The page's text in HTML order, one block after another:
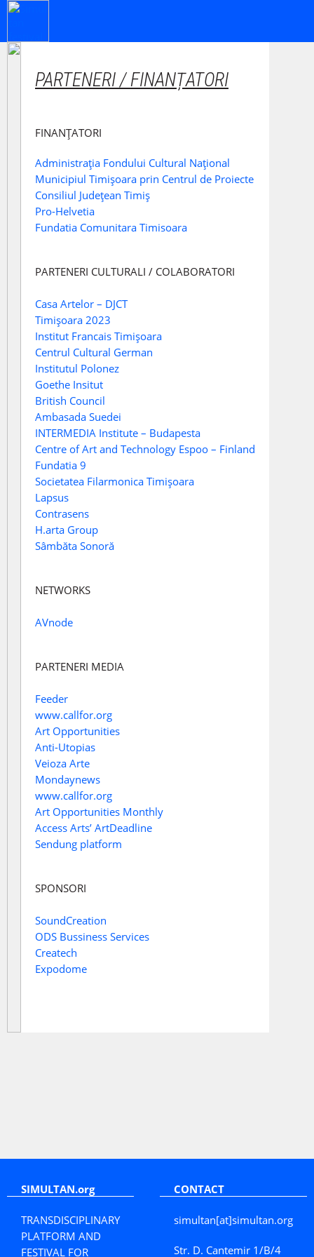
PARTENERI / FINANȚATORI
FINANȚATORI
Administrația Fondului Cultural Național
Municipiul Timișoara prin Centrul de Proiecte
Consiliul Județean Timiș
Pro-Helvetia
Fundatia Comunitara Timisoara
PARTENERI CULTURALI / COLABORATORI
Casa Artelor – DJCT
Timișoara 2023
Institut Francais Timișoara
Centrul Cultural German
Institutul Polonez
Goethe Insitut
British Council
Ambasada Suedei
INTERMEDIA Institute – Budapesta
Centre of Art and Technology Espoo – Finland
Fundatia 9
Societatea Filarmonica Timișoara
Lapsus
Contrasens
H.arta Group
Sâmbăta Sonoră
NETWORKS
AVnode
PARTENERI MEDIA
Feeder
www.callfor.org
Art Opportunities
Anti-Utopias
Veioza Arte
Mondaynews
www.callfor.org
Art Opportunities Monthly
Access Arts’ ArtDeadline
Sendung platform
SPONSORI
SoundCreation
ODS Bussiness Services
Createch
Expodome
SIMULTAN.org
TRANSDISCIPLINARY
PLATFORM AND
FESTIVAL FOR
CONTACT
simultan[at]simultan.org
Str. D. Cantemir 1/B/4